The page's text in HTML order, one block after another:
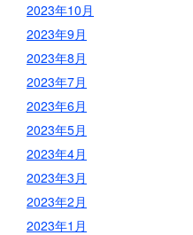
2023年10月
2023年9月
2023年8月
2023年7月
2023年6月
2023年5月
2023年4月
2023年3月
2023年2月
2023年1月